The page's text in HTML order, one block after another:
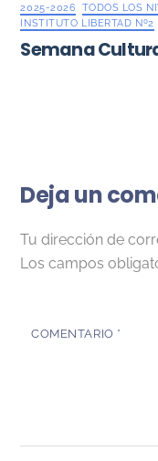
2025-2026 TODOS LOS
INSTITUTO LIBERTAD Nº2
Semana
Deja un
Tu dirección de
Los campos
COMENTARIO *